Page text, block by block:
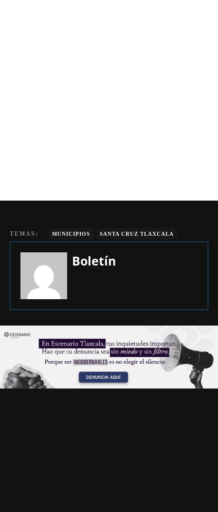
TEMAS: MUNICIPIOS SANTA CRUZ TLAXCALA
Boletín